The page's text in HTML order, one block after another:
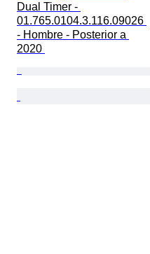
Dual Timer -
01.765.0104.3.116.09026
- Hombre - Posterior a
2020